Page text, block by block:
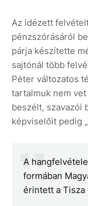
Az idézett
pénzszórásáról
párja készítette
sajtónál több
Péter változatos
tartalmuk nem
beszélt, szavazói
képviselőit pedig
A
formában
érintett a Tisza